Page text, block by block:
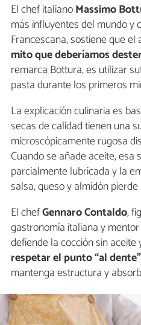
El chef italianoMassimo
más influyentes del mundo y
Francescana, sostiene que el
mito que deberíamos
remarca Bottura, es utilizar
pasta durante los primeros
La explicación culinaria es
secas de calidad tienen una
microscópicamente rugosa
Cuando se añade aceite,
parcialmente lubricada y la
salsa, queso y almidón
El chefGennaro Contaldo,
gastronomía italiana y
defiende la cocción sin
respetar el punto “al dente”
mantenga estructura y